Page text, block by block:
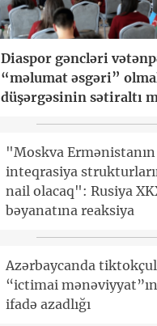
Diaspor gəncləri
“məlumat əsgəri”
düşərgəsinin sətiraltı
"Moskva Ermənistanın
inteqrasiya
nail olacaq": Rusiya
bəyanatına reaksiya
Azərbaycanda
“ictimai
ifadə azadlığı